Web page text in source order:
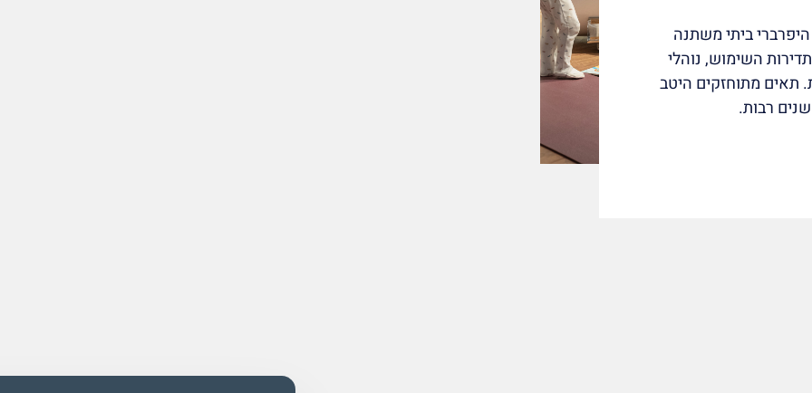
ביתי משתנה
השימוש, נוהלי
תאים מתוחזקים היטב
רבות.